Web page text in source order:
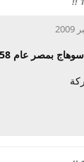
بمصر عام 1958 !!